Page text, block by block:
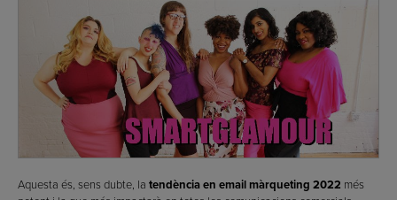
Aquesta és, sens dubte, la tendència en email màrqueting 2022 més